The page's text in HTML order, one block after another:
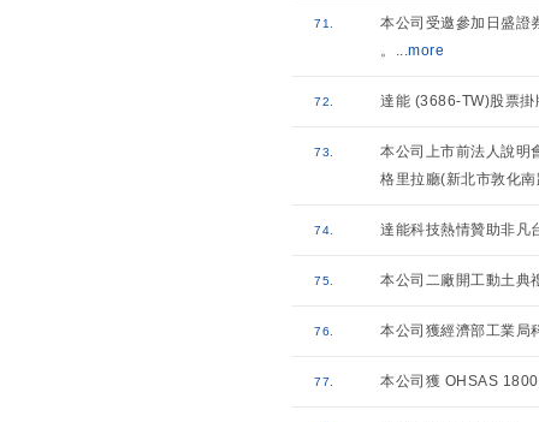
71.
本公司受邀參加日盛證
。
...more
72. 達能 (3686-TW)股票掛
73.
本公司上市前法人說明
格里拉廳(新北市敦化
74. 達能科技熱情贊助非凡
75. 本公司二廠開工動土典
76. 本公司獲經濟部工業局
77. 本公司獲 OHSAS